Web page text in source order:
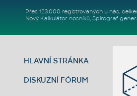
Přes 123.000 registrovaných u nás,
Nový Kalkulátor nosníků, Spirograf
HLAVNÍ STRÁNKA
DISKUZNÍ FÓRUM